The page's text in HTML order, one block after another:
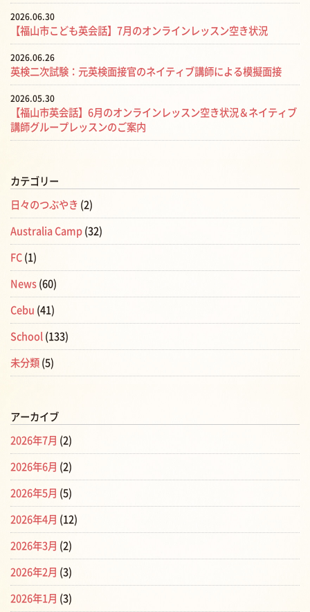
2026.06.30
【福山市こども英会話】7月のオンラインレッスン空き状況
2026.06.26
英検二次試験：元英検面接官のネイティブ講師による模擬面接
2026.05.30
【福山市英会話】6月のオンラインレッスン空き状況＆ネイティブ
講師グループレッスンのご案内
カテゴリー
日々のつぶやき (2)
Australia Camp (32)
FC (1)
News (60)
Cebu (41)
School (133)
未分類 (5)
アーカイブ
2026年7月 (2)
2026年6月 (2)
2026年5月 (5)
2026年4月 (12)
2026年3月 (2)
2026年2月 (3)
2026年1月 (3)